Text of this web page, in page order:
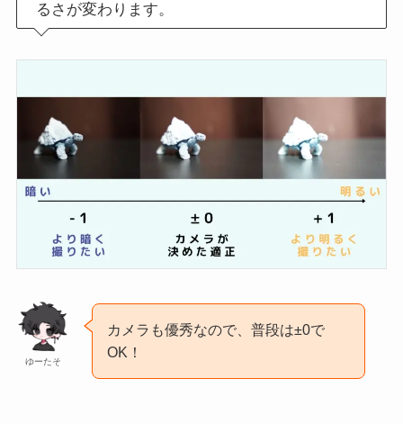
るさが変わります。
ゆーたそ
カメラも優秀なので、普段は±0で
OK！